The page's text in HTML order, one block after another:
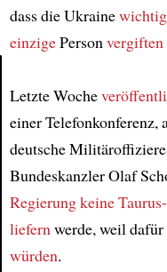
dass die Ukraine
einzigePerson vergiften
Letzte Woche
einer Telefonkonferenz,
deutsche Militäroffiziere
Bundeskanzler Olaf
Regierungkeine
liefern werde, weil dafür
würden.